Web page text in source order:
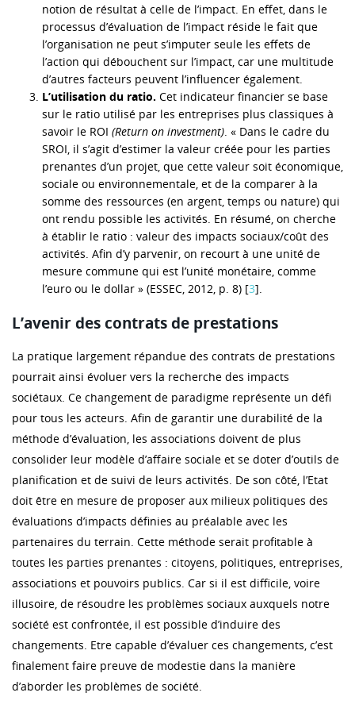
notion de résultat à celle de l’impact. En effet, dans le
processus d’évaluation de l’impact réside le fait que
l’organisation ne peut s’imputer seule les effets de
l’action qui débouchent sur l’impact, car une multitude
d’autres facteurs peuvent l’influencer également.
L’utilisation du ratio. Cet indicateur financier se base
sur le ratio utilisé par les entreprises plus classiques à
savoir le ROI (Return on investment). « Dans le cadre du
SROI, il s’agit d’estimer la valeur créée pour les parties
prenantes d’un projet, que cette valeur soit économique,
sociale ou environnementale, et de la comparer à la
somme des ressources (en argent, temps ou nature) qui
ont rendu possible les activités. En résumé, on cherche
à établir le ratio : valeur des impacts sociaux/coût des
activités. Afin d’y parvenir, on recourt à une unité de
mesure commune qui est l’unité monétaire, comme
l’euro ou le dollar » (ESSEC, 2012, p. 8) [3].
L’avenir des contrats de prestations
La pratique largement répandue des contrats de prestations
pourrait ainsi évoluer vers la recherche des impacts
sociétaux. Ce changement de paradigme représente un défi
pour tous les acteurs. Afin de garantir une durabilité de la
méthode d’évaluation, les associations doivent de plus
consolider leur modèle d’affaire sociale et se doter d’outils de
planification et de suivi de leurs activités. De son côté, l’Etat
doit être en mesure de proposer aux milieux politiques des
évaluations d’impacts définies au préalable avec les
partenaires du terrain. Cette méthode serait profitable à
toutes les parties prenantes : citoyens, politiques, entreprises,
associations et pouvoirs publics. Car si il est difficile, voire
illusoire, de résoudre les problèmes sociaux auxquels notre
société est confrontée, il est possible d’induire des
changements. Etre capable d’évaluer ces changements, c’est
finalement faire preuve de modestie dans la manière
d’aborder les problèmes de société.